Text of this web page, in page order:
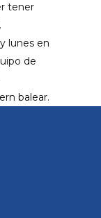
tener
lunes en
de
balear.